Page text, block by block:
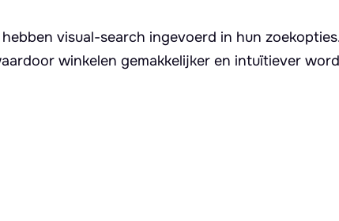
visual-search ingevoerd in hun
winkelen gemakkelijker en intuïtiever